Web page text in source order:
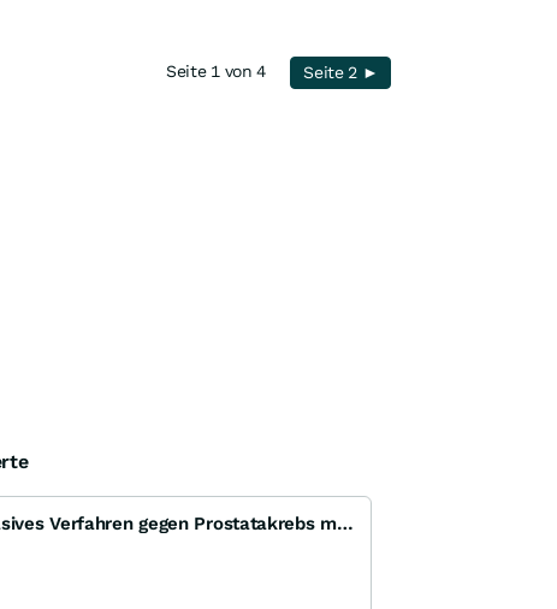
Seite 1 von 4 Seite 2 ►
Profound Medical Corporation - Minimalinvasives Verfahren gegen Prostatakrebs mit frischer FDA Zulas